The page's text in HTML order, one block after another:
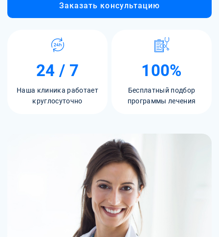
Заказать консультацию
24 / 7
Наша клиника работает
круглосуточно
100%
Бесплатный подбор
программы лечения